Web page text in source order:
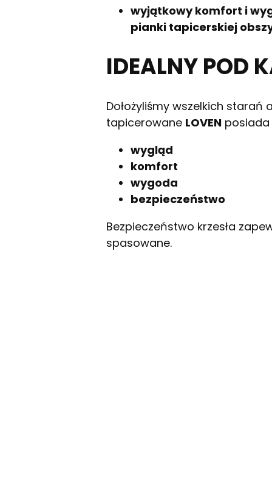
wyjątkowy komfort i
pianki tapicerskiej
IDEALNY POD
Dołożyliśmy wszelkich starań
tapicerowane LOVENposiada
wygląd
komfort
wygoda
bezpieczeństwo
Bezpieczeństwo krzesła
spasowane.